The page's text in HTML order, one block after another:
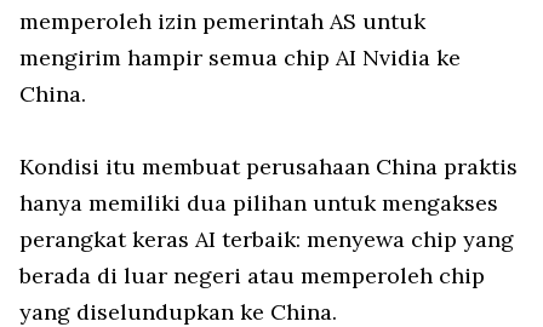
memperoleh izin pemerintah AS untuk
mengirim hampir semua chip AI Nvidia ke
China.
Kondisi itu membuat perusahaan China praktis
hanya memiliki dua pilihan untuk mengakses
perangkat keras AI terbaik: menyewa chip yang
berada di luar negeri atau memperoleh chip
yang diselundupkan ke China.